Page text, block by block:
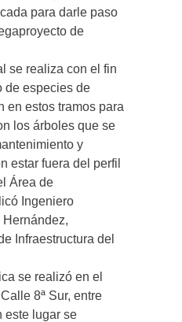
para darle paso
de
se realiza con el fin
de especies de
en estos tramos para
los árboles que se
y
estar fuera del perfil
Área de
Ingeniero
Infraestructura del
se realizó en el
8ª Sur, entre
este lugar se